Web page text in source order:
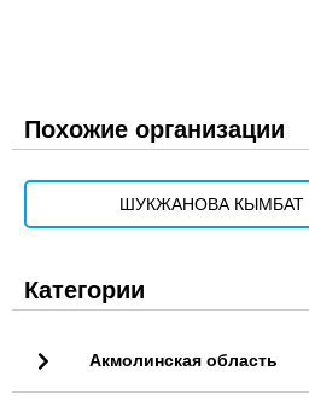
Похожие организации
ШУКЖАНОВА КЫМБАТ
Категории
Акмолинская область